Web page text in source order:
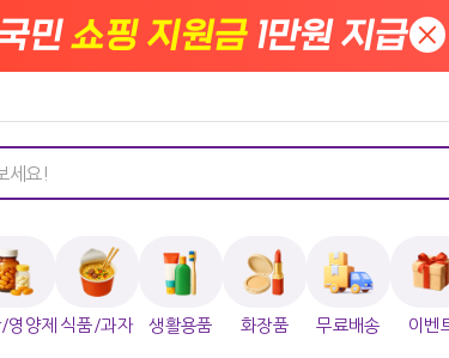
민쇼핑 지원금1만원 지급×
영양제 식품/과자 생활용품 화장품 무료배송 이벤